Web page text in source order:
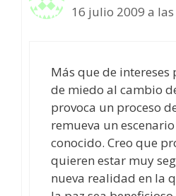
16 julio 2009 a las
Más que de
de miedo al cambio
provoca un proceso
remueva un
conocido. Creo que
quieren estar muy
nueva realidad en la